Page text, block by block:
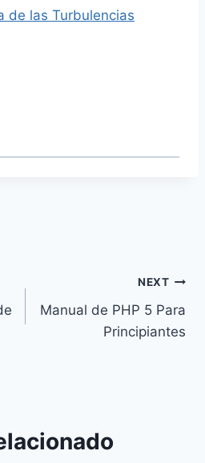
de las Turbulencias
NEXT
Manual de PHP 5 Para
Principiantes